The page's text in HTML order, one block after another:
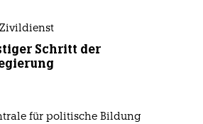
Schritt der
für politische Bildung